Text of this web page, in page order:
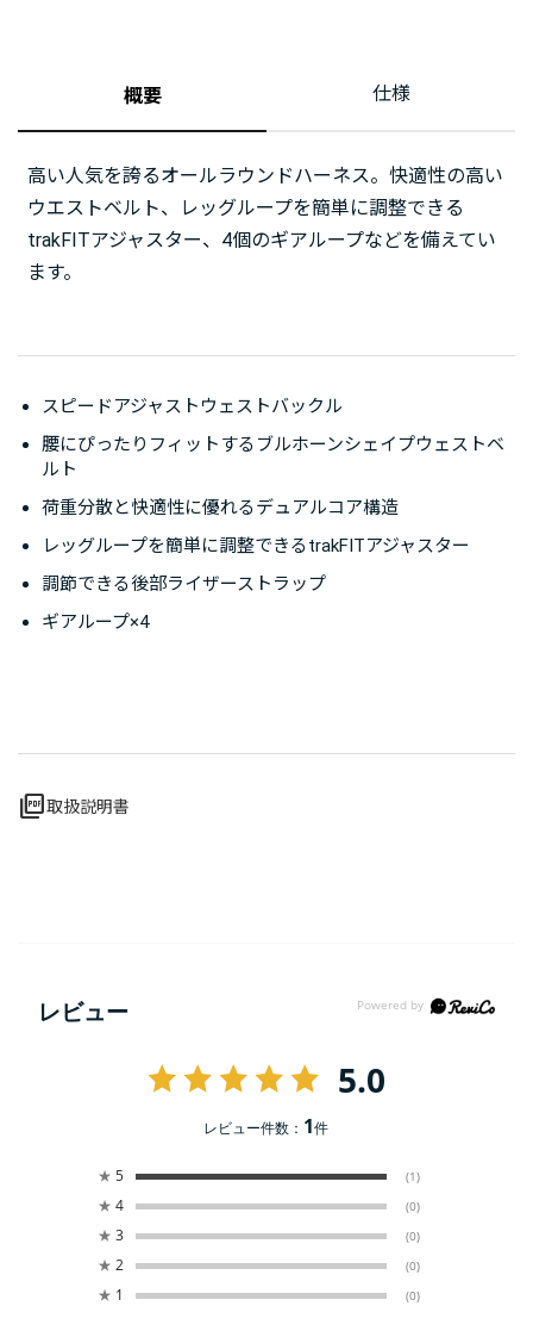
概要 仕様
高い人気を誇るオールラウンドハーネス。快適性の高い
ウエストベルト、レッグループを簡単に調整できる
trakFITアジャスター、4個のギアループなどを備えてい
ます。
スピードアジャストウェストバックル
腰にぴったりフィットするブルホーンシェイプウェストベ
ルト
荷重分散と快適性に優れるデュアルコア構造
レッグループを簡単に調整できるtrakFITアジャスター
調節できる後部ライザーストラップ
ギアループ×4
picture_as_pdf取扱説明書
レビュー
5.0
レビュー件数： 1件
★ 5 (1)
★ 4 (0)
★ 3 (0)
★ 2 (0)
★ 1 (0)